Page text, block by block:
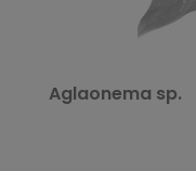
Aglaonema sp.